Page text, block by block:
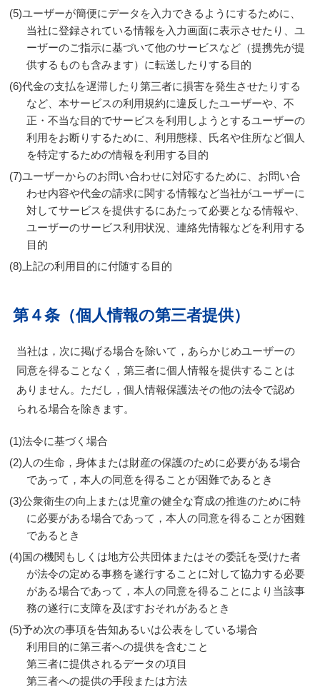
ユーザーが簡便にデータを入力できるようにするために、
当社に登録されている情報を入力画面に表示させたり、ユ
ーザーのご指示に基づいて他のサービスなど（提携先が提
供するものも含みます）に転送したりする目的
代金の支払を遅滞したり第三者に損害を発生させたりする
など、本サービスの利用規約に違反したユーザーや、不
正・不当な目的でサービスを利用しようとするユーザーの
利用をお断りするために、利用態様、氏名や住所など個人
を特定するための情報を利用する目的
ユーザーからのお問い合わせに対応するために、お問い合
わせ内容や代金の請求に関する情報など当社がユーザーに
対してサービスを提供するにあたって必要となる情報や、
ユーザーのサービス利用状況、連絡先情報などを利用する
目的
上記の利用目的に付随する目的
第４条（個人情報の第三者提供）
当社は，次に掲げる場合を除いて，あらかじめユーザーの
同意を得ることなく，第三者に個人情報を提供することは
ありません。ただし，個人情報保護法その他の法令で認め
られる場合を除きます。
法令に基づく場合
人の生命，身体または財産の保護のために必要がある場合
であって，本人の同意を得ることが困難であるとき
公衆衛生の向上または児童の健全な育成の推進のために特
に必要がある場合であって，本人の同意を得ることが困難
であるとき
国の機関もしくは地方公共団体またはその委託を受けた者
が法令の定める事務を遂行することに対して協力する必要
がある場合であって，本人の同意を得ることにより当該事
務の遂行に支障を及ぼすおそれがあるとき
予め次の事項を告知あるいは公表をしている場合
利用目的に第三者への提供を含むこと
第三者に提供されるデータの項目
第三者への提供の手段または方法